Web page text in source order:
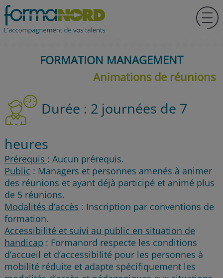
FORMATION MANAGEMENT
Animations de réunions
Durée : 2 journées de 7
heures
Prérequis : Aucun prérequis.
Public : Managers et personnes amenés à animer
des réunions et ayant déjà participé et animé plus
de 5 réunions.
Modalités d’accès : Inscription par conventions de
formation.
Accessibilité et suivi au public en situation de
handicap : Formanord respecte les conditions
d’accueil et d’accessibilité pour les personnes à
mobilité réduite et adapte spécifiquement les